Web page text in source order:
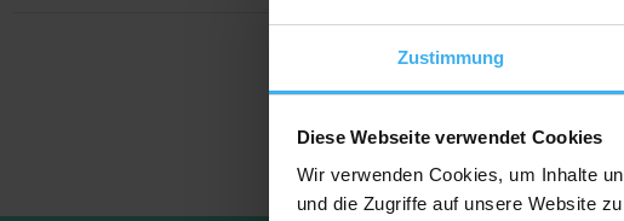
Zustimmung
Diese Webseite verwendet Cookies
Wir verwenden Cookies, um Inhalte
und die Zugriffe auf unsere Website